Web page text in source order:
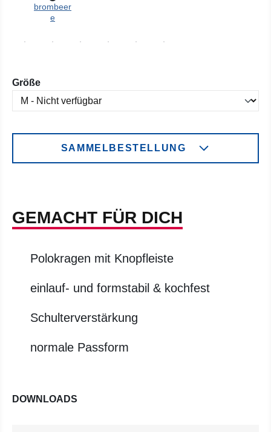
brombeer
e
Größeauswählen
SAMMELBESTELLUNG
GEMACHT FÜR DICH
Polokragen mit Knopfleiste
einlauf- und formstabil & kochfest
Schulterverstärkung
normale Passform
DOWNLOADS